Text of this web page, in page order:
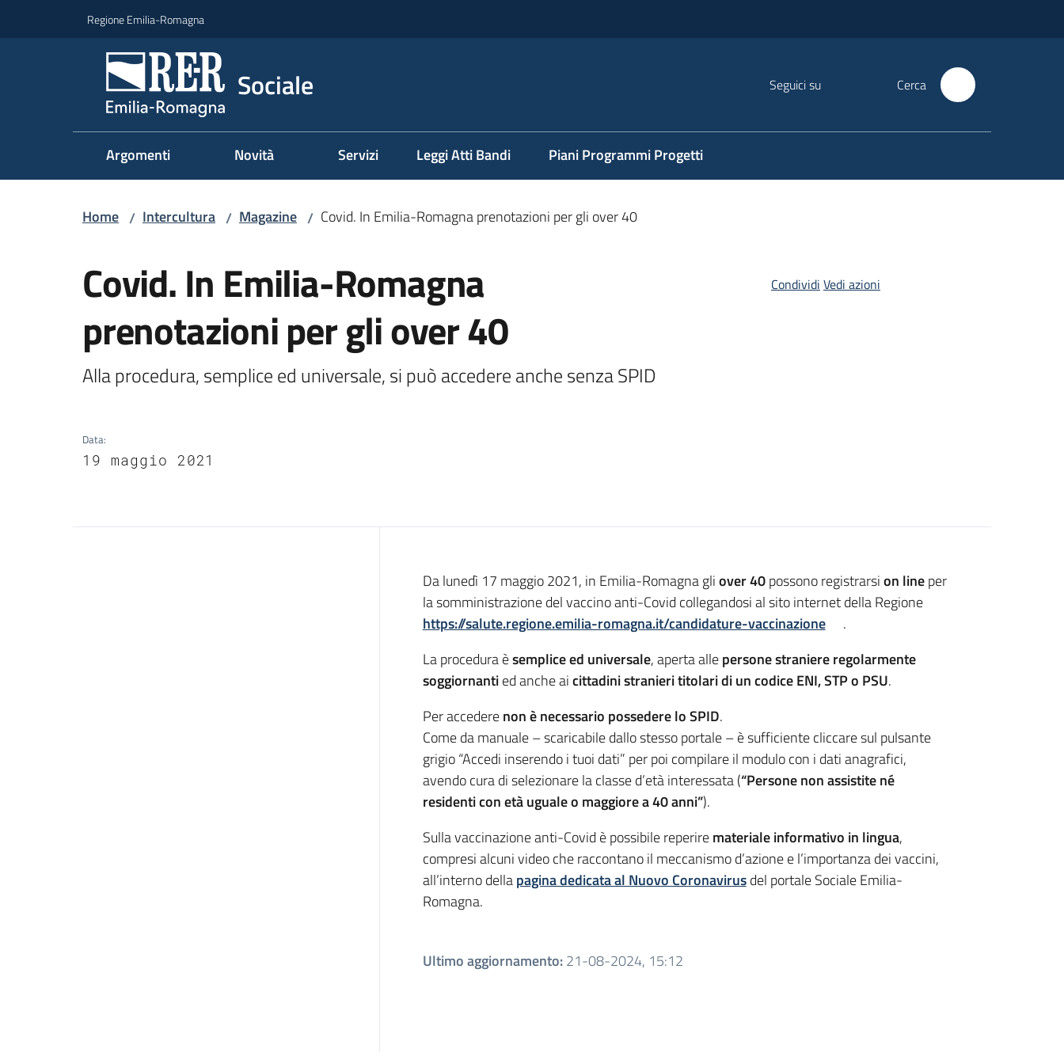
Regione Emilia-Romagna
Sociale Seguici su Cerca
Argomenti Novità Servizi Leggi Atti Bandi Piani Programmi Progetti
Home / Intercultura / Magazine / Covid. In Emilia-Romagna prenotazioni per gli over 40
Covid. In Emilia-Romagna
prenotazioni per gli over 40
Alla procedura, semplice ed universale, si può accedere anche senza SPID
Data:
19 maggio 2021
Condividi Vedi azioni
Introduzione
Da lunedì 17 maggio 2021, in Emilia-Romagna gliover 40possono registrarsion lineper
la somministrazione del vaccino anti-Covid collegandosi al sito internet della Regione
https://salute.regione.emilia-romagna.it/candidature-vaccinazione
.
La procedura èsemplice ed universale, aperta allepersone straniere regolarmente
soggiornantied anche aicittadini stranieri titolari di un codice ENI, STP o PSU.
Per accederenon è necessario possedere lo SPID.
Come da manuale – scaricabile dallo stesso portale – è sufficiente cliccare sul pulsante
grigio “Accedi inserendo i tuoi dati” per poi compilare il modulo con i dati anagrafici,
avendo cura di selezionare la classe d’età interessata (“Persone non assistite né
residenti con età uguale o maggiore a 40 anni”).
Sulla vaccinazione anti-Covid è possibile reperiremateriale informativo in lingua,
compresi alcuni video che raccontano il meccanismo d’azione e l’importanza dei vaccini,
all’interno dellapagina dedicata al Nuovo Coronavirusdel portale Sociale Emilia-
Romagna.
Ultimo aggiornamento:21-08-2024, 15:12